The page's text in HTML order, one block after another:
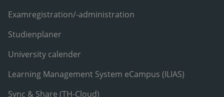
Examregistration/-administration
Studienplaner
University calender
Learning Management System eCampus (ILIAS)
Sync & Share (TH-Cloud)